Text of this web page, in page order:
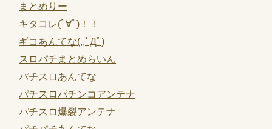
まとめりー
キタコレ(ﾟ∀ﾟ)！！
ギコあんてな(,,ﾟДﾟ)
スロパチまとめらいん
パチスロあんてな
パチスロパチンコアンテナ
パチスロ爆裂アンテナ